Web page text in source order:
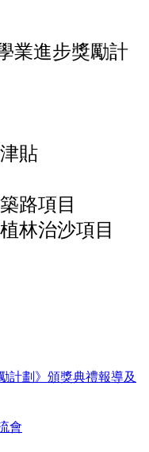
業進步獎勵計
貼
路項目
林治沙項目
計劃》頒獎典禮報導及
會